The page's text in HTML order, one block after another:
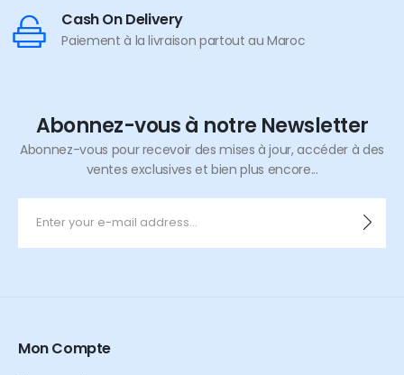
Cash On Delivery
Paiement à la livraison partout au Maroc
Abonnez-vous à notre Newsletter
Abonnez-vous pour recevoir des mises à jour, accéder à des
ventes exclusives et bien plus encore...
Mon Compte